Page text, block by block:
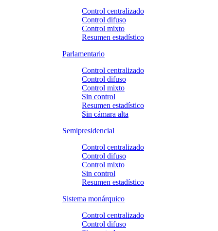
Control centralizado
Control difuso
Control mixto
Resumen estadístico
Parlamentario
Control centralizado
Control difuso
Control mixto
Sin control
Resumen estadístico
Sin cámara alta
Semipresidencial
Control centralizado
Control difuso
Control mixto
Sin control
Resumen estadístico
Sistema monárquico
Control centralizado
Control difuso